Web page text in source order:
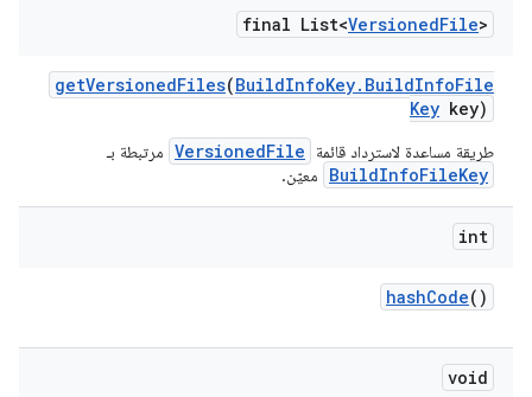
final List<VersionedFile>
getVersionedFiles(BuildInfoKey. BuildInfoFile
Key key)
طريقة مساعدة لاسترداد قائمة VersionedFile مرتبطة بـ
BuildInfoFileKey معيّن.
int
hashCode()
void